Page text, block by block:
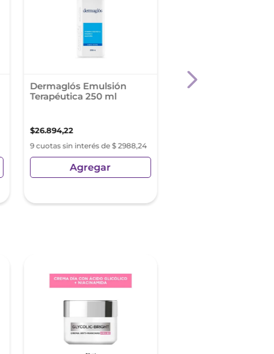
Dermaglós Emulsión
Terapéutica 250 ml
$26.894,22
9 cuotas sin interés de $ 2988,24
Agregar
Cher Dieciocho